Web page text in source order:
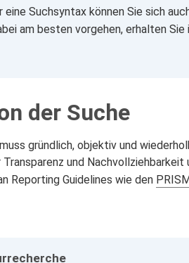
eine Suchsyntax können Sie sich
am besten vorgehen, erhalten Sie
der Suche
gründlich, objektiv und
Transparenz und
Reporting Guidelines wie den